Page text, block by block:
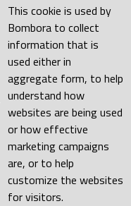
This cookie is used by
Bombora to collect
information that is
used either in
aggregate form, to help
understand how
websites are being used
or how effective
marketing campaigns
are, or to help
customize the websites
for visitors.